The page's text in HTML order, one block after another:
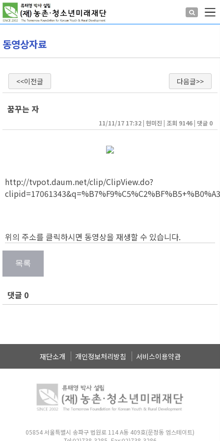
동영상자료
<<이전글 다음글>>
꿈꾸는 자
11/11/17 17:32 | 현미진 | 조회 9146 | 댓글 0
http://tvpot.daum.net/clip/ClipView.do?
위의 주소를 클릭하시면 동영상을 재생할 수 있습니다.
댓글 0
재단소개 개인정보처리방침 서비스이용약관
05854 서울특별시 송파구 법원로 114 A동 409호(문정동 엠스테이트)